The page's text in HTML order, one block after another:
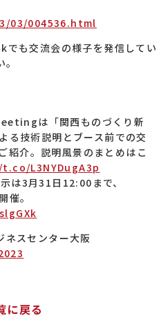
03/004536.html
も交流会の様子を発信してい
は「関西ものづくり新
る技術説明とブース前での交
紹介。説明風景のまとめはこ
L3NYDugA3p
は3月31日12:00まで、
催。
スセンター大阪
に戻る